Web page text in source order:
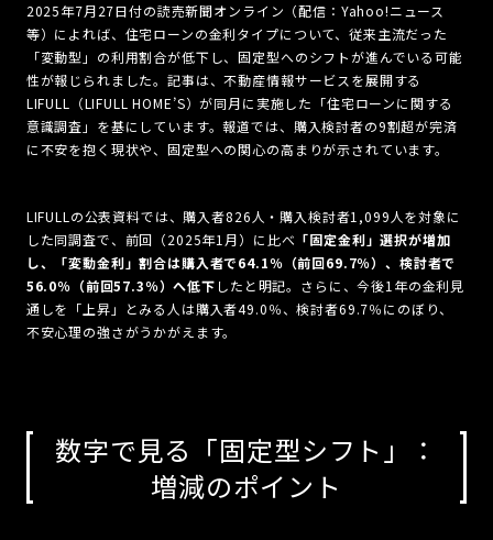
2025年7月27日付の読売新聞オンライン（配信：Yahoo!ニュース
等）によれば、住宅ローンの金利タイプについて、従来主流だった
「変動型」の利用割合が低下し、固定型へのシフトが進んでいる可能
性が報じられました。記事は、不動産情報サービスを展開する
LIFULL（LIFULL HOME’S）が同月に実施した「住宅ローンに関する
意識調査」を基にしています。報道では、購入検討者の9割超が完済
に不安を抱く現状や、固定型への関心の高まりが示されています。
LIFULLの公表資料では、購入者826人・購入検討者1,099人を対象に
した同調査で、前回（2025年1月）に比べ 「固定金利」選択が増加
し、「変動金利」割合は購入者で64.1％（前回69.7％）、検討者で
56.0％（前回57.3％）へ低下 したと明記。さらに、今後1年の金利見
通しを「上昇」とみる人は購入者49.0％、検討者69.7％にのぼり、
不安心理の強さがうかがえます。
数字で見る「固定型シフト」：
増減のポイント